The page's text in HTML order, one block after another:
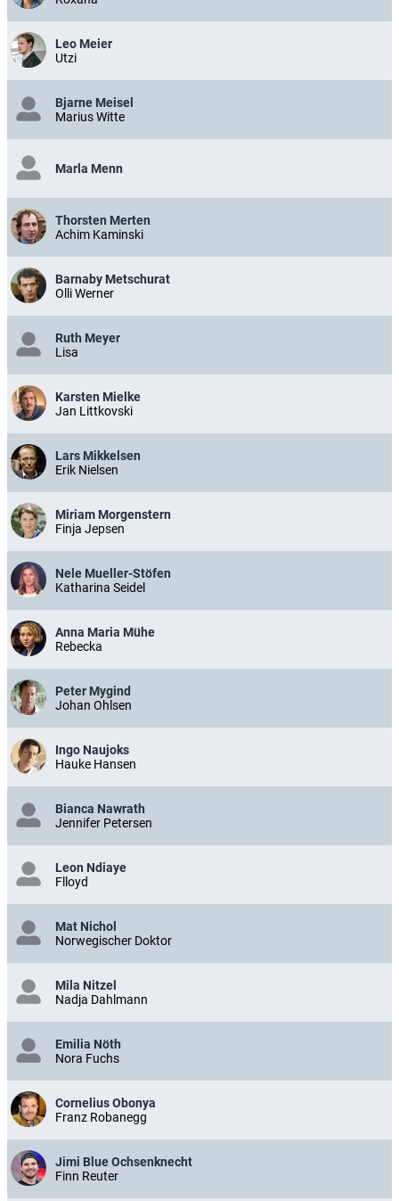
Leo Meier
Utzi
Bjarne Meisel
Marius Witte
Marla Menn
Thorsten Merten
Achim Kaminski
Barnaby Metschurat
Olli Werner
Ruth Meyer
Lisa
Karsten Mielke
Jan Littkovski
Lars Mikkelsen
Erik Nielsen
Miriam Morgenstern
Finja Jepsen
Nele Mueller-Stöfen
Katharina Seidel
Anna Maria Mühe
Rebecka
Peter Mygind
Johan Ohlsen
Ingo Naujoks
Hauke Hansen
Bianca Nawrath
Jennifer Petersen
Leon Ndiaye
Flloyd
Mat Nichol
Norwegischer Doktor
Mila Nitzel
Nadja Dahlmann
Emilia Nöth
Nora Fuchs
Cornelius Obonya
Franz Robanegg
Jimi Blue Ochsenknecht
Finn Reuter